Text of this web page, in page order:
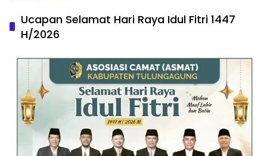
Ucapan Selamat Hari Raya Idul Fitri 1447
H/2026